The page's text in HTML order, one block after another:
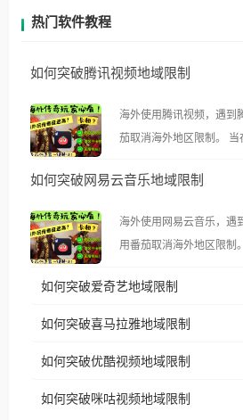
热门软件教程
如何突破腾讯视频地域限制
海外使用腾讯视频，遇到
茄取消海外地区限制。 当在海外打开腾讯视频，却突
示语。 海外用户如香港、澳门、台湾、美国、加拿
像其他音乐平台一样，出
仅能在中国大陆地区播放。 遇到这个问题的朋友们，
使用番茄回国加速器，即
台湾、美国、加拿大、澳
权限制所困扰。
如何突破网易云音乐地域限制
海外使用网易云音乐，遇
用番茄取消海外地区限制。 当在海外打开网易云音
播放”的提示语。 海外用户如香港、澳门、台湾、美
国、加拿大、澳大利亚、
制问题，且仅能在中国大陆地区播
户收听网易云音乐地区版
如何突破爱奇艺地域限制
如何突破喜马拉雅地域限制
如何突破优酷视频地域限制
如何突破咪咕视频地域限制